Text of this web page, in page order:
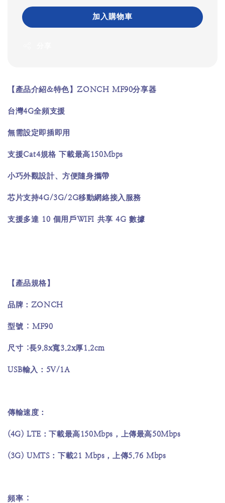
加入購物車
【產品介紹&特色】 ZONCH MF90分享器
台灣4G全頻支援
無需設定即插即用
支援Cat4規格 下載最高150Mbps
小巧外觀設計、方便隨身攜帶
芯片支持4G/3G/2G移動網絡接入服務
支援多達 10 個用戶WIFI 共享 4G數據
【產品規格】
品牌： ZONCH
型號 : MF90
尺寸 :長9.8x寬3.2x厚1.2cm
USB輸入： 5V/1A
傳輸速度：
(4G) LTE：下載最高150Mbps ，上傳最高50Mbps
(3G) UMTS ：下載21 Mbps ，上傳5.76 Mbps
頻率 :